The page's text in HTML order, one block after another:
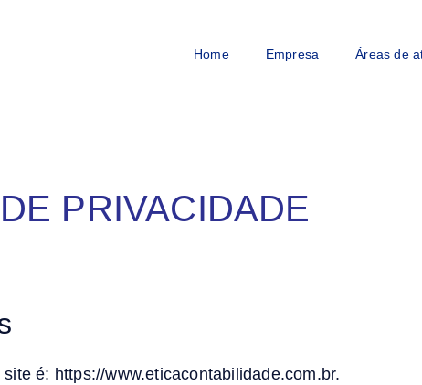
Home Empresa Áreas de
PRIVACIDADE
é: https://www.eticacontabilidade.com.br.